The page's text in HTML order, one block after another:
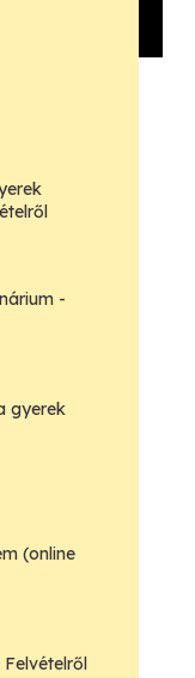
-
gyerek
(online
Felvételről